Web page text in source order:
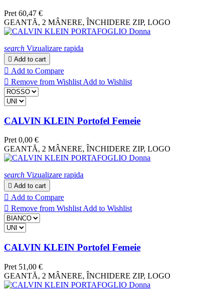
Pret 60,47 €
GEANTĂ, 2 MÂNERE, ÎNCHIDERE ZIP, LOGO
search Vizualizare rapida
 Add to cart
 Add to Compare
 Remove from Wishlist Add to Wishlist
CALVIN KLEIN Portofel Femeie
Pret 0,00 €
GEANTĂ, 2 MÂNERE, ÎNCHIDERE ZIP, LOGO
search Vizualizare rapida
 Add to cart
 Add to Compare
 Remove from Wishlist Add to Wishlist
CALVIN KLEIN Portofel Femeie
Pret 51,00 €
GEANTĂ, 2 MÂNERE, ÎNCHIDERE ZIP, LOGO